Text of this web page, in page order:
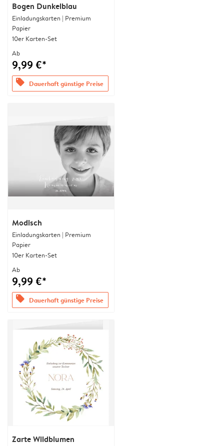
Bogen Dunkelblau
Einladungskarten | Premium
Papier
10er Karten-Set
Ab
9,99 €*
offers Dauerhaft günstige Preise
Modisch
Einladungskarten | Premium
Papier
10er Karten-Set
Ab
9,99 €*
offers Dauerhaft günstige Preise
Zarte Wildblumen